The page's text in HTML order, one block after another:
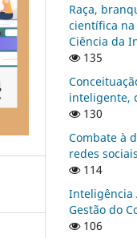
Raça,
científica
Ciência da
135
inteligente,
130
Combate à
redes sociais
114
Inteligência
Gestão do
106